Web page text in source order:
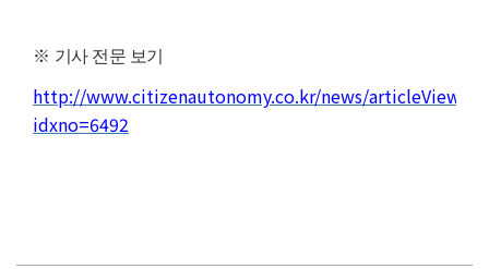
※ 기사 전문 보기
http://www.citizenautonomy.co.kr/news/
idxno=6492